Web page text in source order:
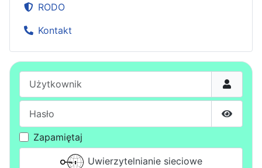
RODO
Kontakt
Pokaż
Zapamiętaj
Uwierzytelnianie sieciowe